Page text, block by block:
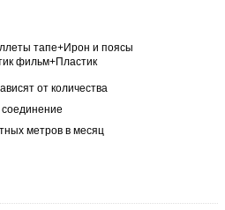
тапе+Ирон и поясы
фильм+Пластик
от количества
метров в месяц